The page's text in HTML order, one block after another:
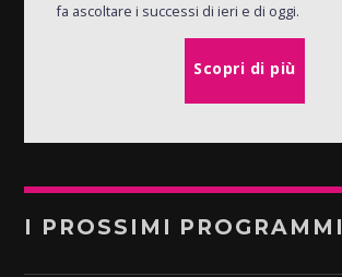
fa ascoltare i successi di ieri e di oggi.
Scopri di più
I PROSSIMI PROGRAMMI